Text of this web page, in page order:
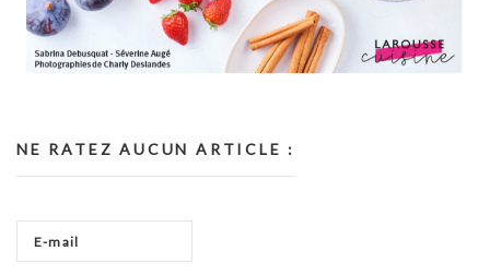
NE RATEZ AUCUN ARTICLE :